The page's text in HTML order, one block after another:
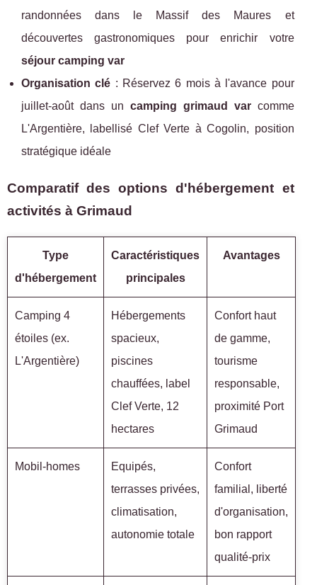
randonnées dans le Massif des Maures et
découvertes gastronomiques pour enrichir votre
séjour camping var
Organisation clé : Réservez 6 mois à l'avance pour
juillet-août dans un camping grimaud varcomme
L'Argentière, labellisé Clef Verte à Cogolin, position
stratégique idéale
Comparatif des options d'hébergement et
activités à Grimaud
Type
d'hébergement
Caractéristiques
principales
Avantages
Camping 4
étoiles (ex.
L'Argentière)
Hébergements
spacieux,
piscines
chauffées, label
Clef Verte, 12
hectares
Confort haut
de gamme,
tourisme
responsable,
proximité Port
Grimaud
Mobil-homes
Equipés,
terrasses privées,
climatisation,
autonomie totale
Confort
familial, liberté
d'organisation,
bon rapport
qualité-prix